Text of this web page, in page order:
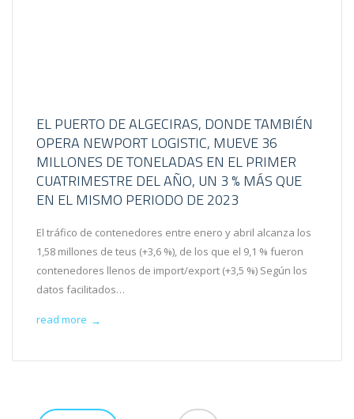
EL PUERTO DE ALGECIRAS, DONDE TAMBIÉN
OPERA NEWPORT LOGISTIC, MUEVE 36
MILLONES DE TONELADAS EN EL PRIMER
CUATRIMESTRE DEL AÑO, UN 3 % MÁS QUE
EN EL MISMO PERIODO DE 2023
El tráfico de contenedores entre enero y abril alcanza los
1,58 millones de teus (+3,6 %), de los que el 9,1 % fueron
contenedores llenos de import/export (+3,5 %) Según los
datos facilitados…
read more →